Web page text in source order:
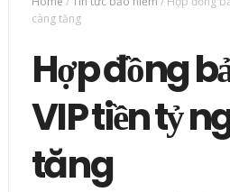
càng tăng
Hợp đồng
VIP tiền tỷ
tăng